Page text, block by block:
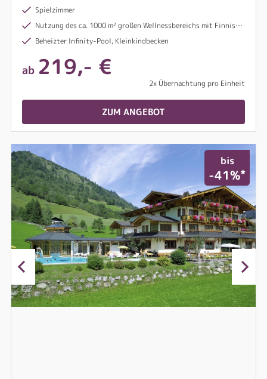
Spielzimmer
Nutzung des ca. 1000 m² großen Wellnessbereichs mit Finnischer Sauna, Bio Sauna, Dampfbad, Infrarotkabine und Erlebnisdusche
Beheizter Infinity-Pool, Kleinkindbecken
ab 219,- €
2x Übernachtung pro Einheit
ZUM ANGEBOT
bis
-41%*